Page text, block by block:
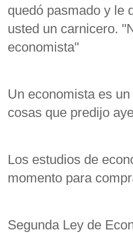
quedó pasmado y le
usted un carnicero.
economista"
Un economista es
cosas que predijo
Los estudios de
momento para
Segunda Ley de